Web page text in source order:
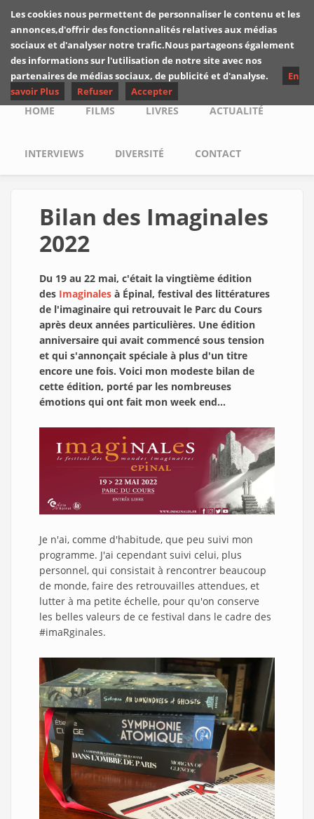
Skip to main content
Les critiques de
Yuyine
Main menu
HOME FILMS LIVRES ACTUALITÉ
INTERVIEWS DIVERSITÉ CONTACT
Bilan des Imaginales
2022
Du 19 au 22 mai, c'était la vingtième édition
des Imaginales à Épinal, festival des littératures
de l'imaginaire qui retrouvait le Parc du Cours
après deux années particulières. Une édition
anniversaire qui avait commencé sous tension
et qui s'annonçait spéciale à plus d'un titre
encore une fois. Voici mon modeste bilan de
cette édition, porté par les nombreuses
émotions qui ont fait mon week end...
Je n'ai, comme d'habitude, que peu suivi mon
programme. J'ai cependant suivi celui, plus
personnel, qui consistait à rencontrer beaucoup
de monde, faire des retrouvailles attendues, et
lutter à ma petite échelle, pour qu'on conserve
les belles valeurs de ce festival dans le cadre des
#imaRginales.
Les cookies nous permettent de personnaliser le contenu et les
annonces,d'offrir des fonctionnalités relatives aux médias
sociaux et d'analyser notre trafic.Nous partageons également
des informations sur l'utilisation de notre site avec nos
partenaires de médias sociaux, de publicité et d'analyse.
En
savoir Plus
Refuser Accepter